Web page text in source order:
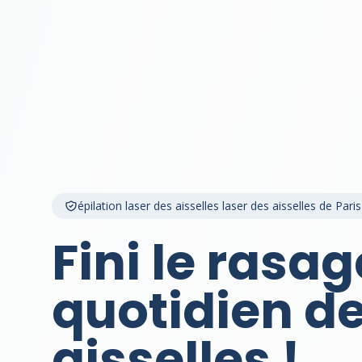
épilation laser des aisselles laser des aisselles de Paris
Fini le
quotidien